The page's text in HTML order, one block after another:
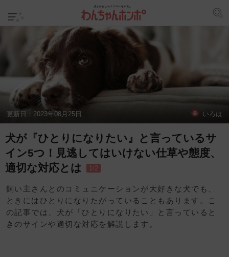
更新日： 2023年08月25日 いろは
犬が『ひとりになりたい』と言っているサ
イン5つ！見逃してはいけない仕草や態度、
適切な対応とは
1/2
飼い主さんとのコミュニケーションが大好きな犬でも、
ときにはひとりになりたがっていることもあります。こ
の記事では、犬が「ひとりになりたい」と言っていると
きのサインや適切な対応を解説します。